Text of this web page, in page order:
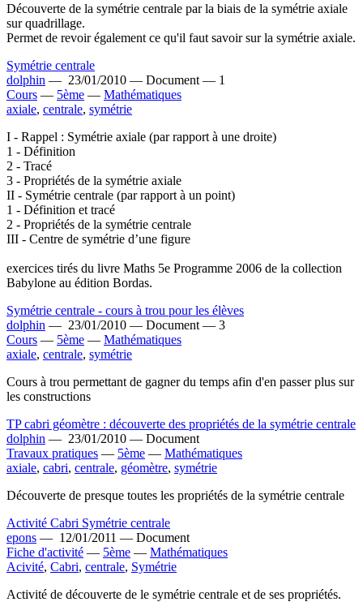
Découverte de la symétrie centrale par la biais de la symétrie axiale
sur quadrillage.
Permet de revoir également ce qu'il faut savoir sur la symétrie axiale.
Symétrie centrale
dolphin — 23/01/2010 — Document — 1
Cours — 5ème — Mathématiques
axiale, centrale, symétrie
I - Rappel : Symétrie axiale (par rapport à une droite)
1 - Définition
2 - Tracé
3 - Propriétés de la symétrie axiale
II - Symétrie centrale (par rapport à un point)
1 - Définition et tracé
2 - Propriétés de la symétrie centrale
III - Centre de symétrie d’une figure
exercices tirés du livre Maths 5e Programme 2006 de la collection
Babylone au édition Bordas.
Symétrie centrale - cours à trou pour les élèves
dolphin — 23/01/2010 — Document — 3
Cours — 5ème — Mathématiques
axiale, centrale, symétrie
Cours à trou permettant de gagner du temps afin d'en passer plus sur
les constructions
TP cabri géomètre : découverte des propriétés de la symétrie centrale
dolphin — 23/01/2010 — Document
Travaux pratiques — 5ème — Mathématiques
axiale, cabri, centrale, géomètre, symétrie
Découverte de presque toutes les propriétés de la symétrie centrale
Activité Cabri Symétrie centrale
epons — 12/01/2011 — Document
Fiche d'activité — 5ème — Mathématiques
Acivité, Cabri, centrale, Symétrie
Activité de découverte de le symétrie centrale et de ses propriétés.